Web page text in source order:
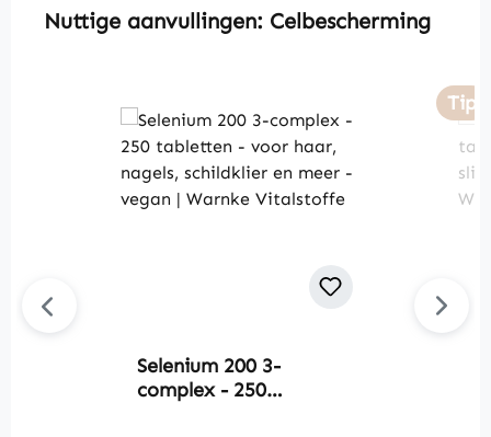
Skip product gallery
Nuttige aanvullingen: Celbescherming
Selenium 200 3-
complex - 250
Tip